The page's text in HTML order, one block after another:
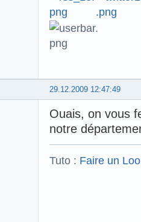
29.12.2009 12:47:49
Ouais, on vous
notre
Tuto : Faire un